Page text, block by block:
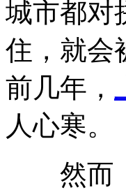
城市都对
住，就会
前几年，
人心寒。
然而，